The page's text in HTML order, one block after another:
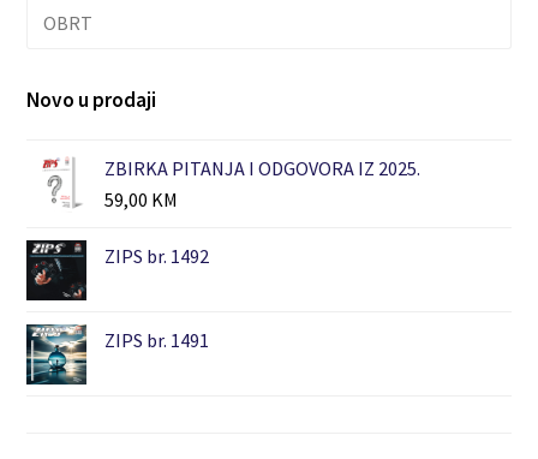
OBRT
Novo u prodaji
ZBIRKA PITANJA I ODGOVORA IZ 2025.
59,00 KM
ZIPS br. 1492
ZIPS br. 1491